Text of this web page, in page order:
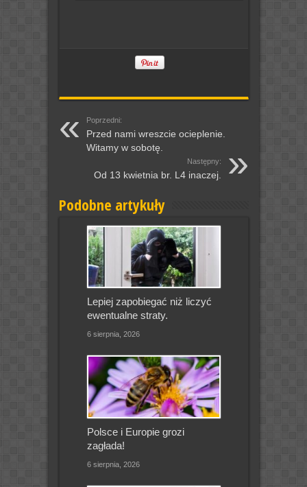
Poprzedni:
Przed nami wreszcie ocieplenie.
Witamy w sobotę.
Następny:
Od 13 kwietnia br. L4 inaczej.
Podobne artykuły
Lepiej zapobiegać niż liczyć
ewentualne straty.
6 sierpnia, 2026
Polsce i Europie grozi
zagłada!
6 sierpnia, 2026